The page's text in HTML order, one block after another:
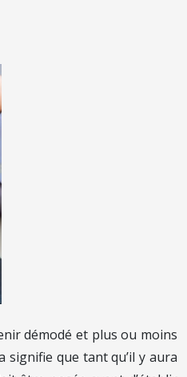
démodé et plus ou moins
signifie que tant qu’il y aura